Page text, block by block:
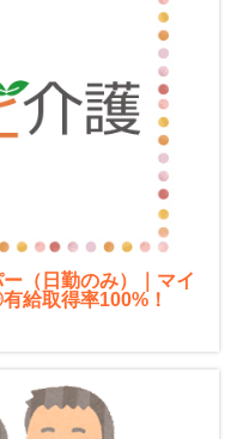
（日勤のみ）｜マイ
給取得率100%！